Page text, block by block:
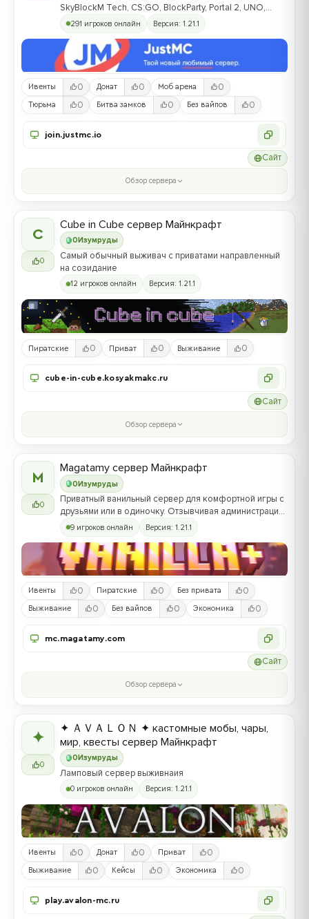
SkyBlockM Tech, CS:GO, BlockParty, Portal 2, UNO,
Creative+
291 игроков онлайн Версия: 1.21.1
Ивенты 0 Донат 0 Моб арена 0
Тюрьма 0 Битва замков 0 Без вайпов 0
join.justmc.io
Сайт
Обзор сервера
C
0
0 Изумруды
Cube in Cube сервер Майнкрафт
Самый обычный выживач с приватами направленный
на созидание
12 игроков онлайн Версия: 1.21.1
Пиратские 0 Приват 0 Выживание 0
cube-in-cube.kosyakmakc.ru
Сайт
Обзор сервера
M
0
0Изумруды
Magatamy сервер Майнкрафт
Приватный ванильный сервер для комфортной игры с
друзьями или в одиночку. Отзывчивая администрация
сервера.
9 игроков онлайн Версия: 1.21.1
Ивенты 0 Пиратские 0 Без привата 0
Выживание 0 Без вайпов 0 Экономика 0
mc.magatamy.com
Сайт
Обзор сервера
✦
0
0 Изумруды
✦ ＡＶＡＬＯＮ ✦ кастомные мобы, чары,
мир, квесты сервер Майнкрафт
Ламповый сервер выживнаия
0 игроков онлайн Версия: 1.21.1
Ивенты 0 Донат 0 Приват 0
Выживание 0 Кейсы 0 Экономика 0
play.avalon-mc.ru